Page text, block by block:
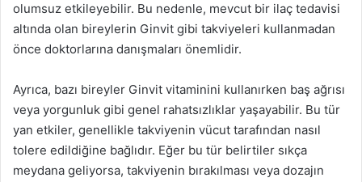
olumsuz etkileyebilir. Bu nedenle, mevcut bir ilaç tedavisi
altında olan bireylerin Ginvit gibi takviyeleri kullanmadan
önce doktorlarına danışmaları önemlidir.
Ayrıca, bazı bireyler Ginvit vitaminini kullanırken baş ağrısı
veya yorgunluk gibi genel rahatsızlıklar yaşayabilir. Bu tür
yan etkiler, genellikle takviyenin vücut tarafından nasıl
tolere edildiğine bağlıdır. Eğer bu tür belirtiler sıkça
meydana geliyorsa, takviyenin bırakılması veya dozajın